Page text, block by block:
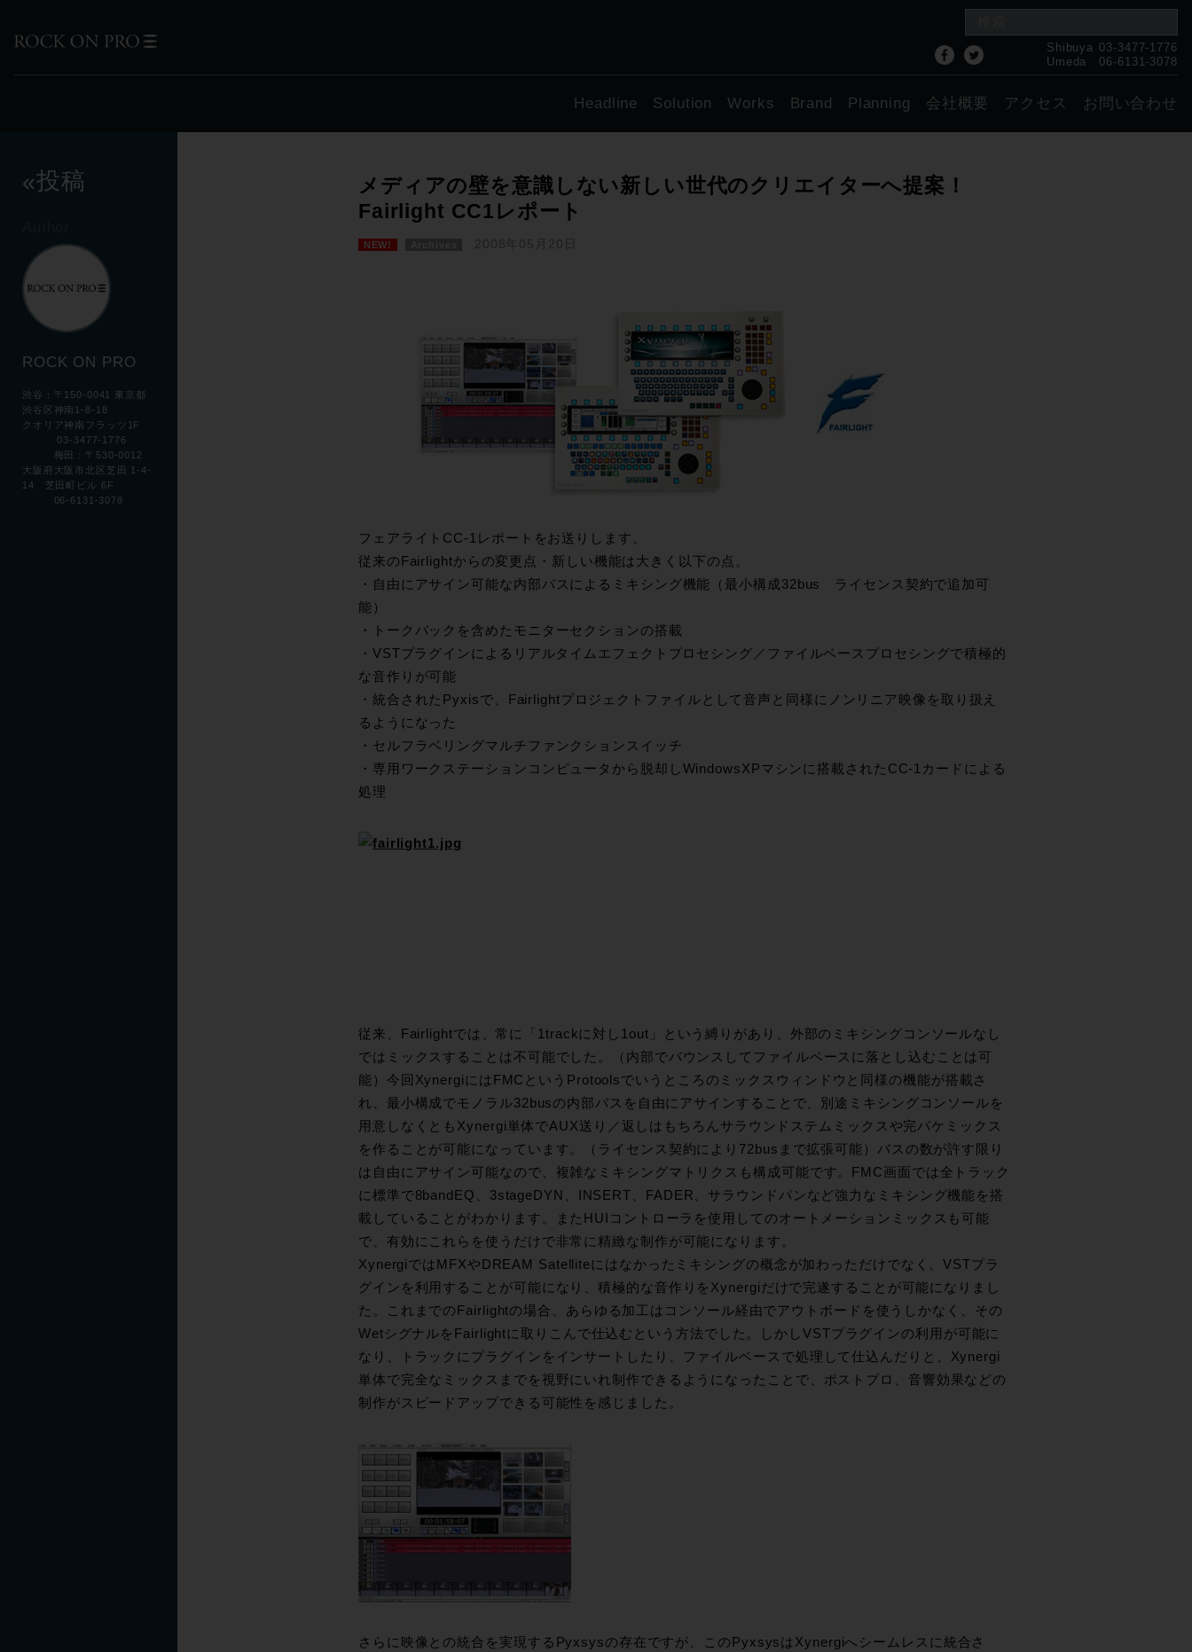
Shibuya 03-3477-1776
Umeda
06-6131-3078
Headline Solution Works Brand Planning 会社概要 アクセス お問い合わせ
«投稿
ROCK ON PRO
渋谷：〒150-0041 東京都
渋谷区神南1-8-18
クオリア神南フラッツ1F
03-3477-1776
梅田：〒530-0012
大阪府大阪市北区芝田 1-4-
14 芝田町ビル 6F
06-6131-3078
メディアの壁を意識しない新しい世代のクリエイターへ提案！
Fairlight CC1レポート
NEW! 2008年05月20日
フェアライトCC-1レポートをお送りします。
従来のFairlightからの変更点・新しい機能は大きく以下の点。
・自由にアサイン可能な内部バスによるミキシング機能（最小構成32bus ライセンス契約で追加可
能）
・トークバックを含めたモニターセクションの搭載
・VSTプラグインによるリアルタイムエフェクトプロセシング／ファイルベースプロセシングで積極的
な音作りが可能
・統合されたPyxisで、Fairlightプロジェクトファイルとして音声と同様にノンリニア映像を取り扱え
るようになった
・セルフラベリングマルチファンクションスイッチ
・専用ワークステーションコンピュータから脱却しWindowsXPマシンに搭載されたCC-1カードによる
処理
従来、Fairlightでは、常に「1trackに対し1out」という縛りがあり、外部のミキシングコンソールなし
ではミックスすることは不可能でした。（内部でバウンスしてファイルベースに落とし込むことは可
能）今回XynergiにはFMCというProtoolsでいうところのミックスウィンドウと同様の機能が搭載さ
れ、最小構成でモノラル32busの内部バスを自由にアサインすることで、別途ミキシングコンソールを
用意しなくともXynergi単体でAUX送り／返しはもちろんサラウンドステムミックスや完パケミックス
を作ることが可能になっています。（ライセンス契約により72busまで拡張可能）バスの数が許す限り
は自由にアサイン可能なので、複雑なミキシングマトリクスも構成可能です。FMC画面では全トラック
に標準で8bandEQ、3stageDYN、INSERT、FADER、サラウンドパンなど強力なミキシング機能を搭
載していることがわかります。またHUIコントローラを使用してのオートメーションミックスも可能
で、有効にこれらを使うだけで非常に精緻な制作が可能になります。
XynergiではMFXやDREAM Satelliteにはなかったミキシングの概念が加わっただけでなく、VSTプラ
グインを利用することが可能になり、積極的な音作りをXynergiだけで完遂することが可能になりまし
た。これまでのFairlightの場合、あらゆる加工はコンソール経由でアウトボードを使うしかなく、その
WetシグナルをFairlightに取りこんで仕込むという方法でした。しかしVSTプラグインの利用が可能に
なり、トラックにプラグインをインサートしたり、ファイルベースで処理して仕込んだりと、Xynergi
単体で完全なミックスまでを視野にいれ制作できるようになったことで、ポストプロ、音響効果などの
制作がスピードアップできる可能性を感じました。
さらに映像との統合を実現するPyxsysの存在ですが、このPyxsysはXynergiへシームレスに統合さ